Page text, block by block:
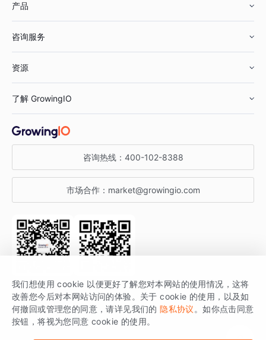
鞋服行业
汽车行业
金融行业
产品
智能运营
获客分析
咨询服务
资源
增长公开课
增长博客
开发者文档
SDK 文档
场景指南
了解 GrowingIO
关于 GrowingIO
增长大会
行业活动
咨询热线： 400-102-8388
市场合作： market@growingio.com
关注公众号 获取更多干货
GrowingIO 是专注于数据智能分析与增长的品牌，核心平台为 GrowingIO
分析云。
我们想使用 cookie 以便更好了解您对本网站的使用情况，这将
改善您今后对本网站访问的体验。关于 cookie 的使用，以及如
何撤回或管理您的同意，请详见我们的 隐私协议 。如你点击同意
按钮，将视为您同意 cookie 的使用。